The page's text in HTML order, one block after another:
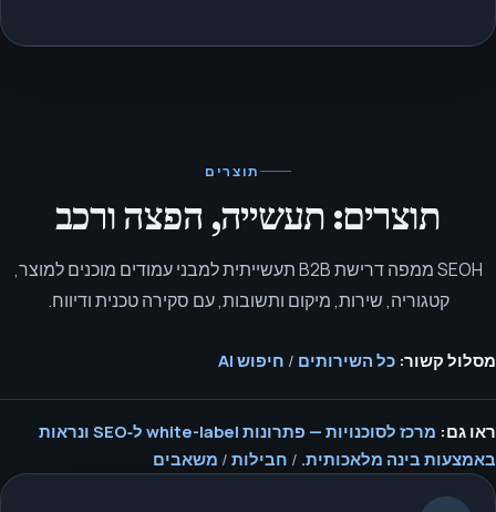
תוצרים
תוצרים: תעשייה, הפצה ורכב
SEOH ממפה דרישת B2B תעשייתית למבני עמודים מוכנים למוצר,
קטגוריה, שירות, מיקום ותשובות, עם סקירה טכנית ודיווח.
מסלול קשור: כל השירותים / חיפוש AI
ראו גם:
מרכז לסוכנויות — פתרונות white-label ל‑SEO ונראות
באמצעות בינה מלאכותית. / חבילות / משאבים